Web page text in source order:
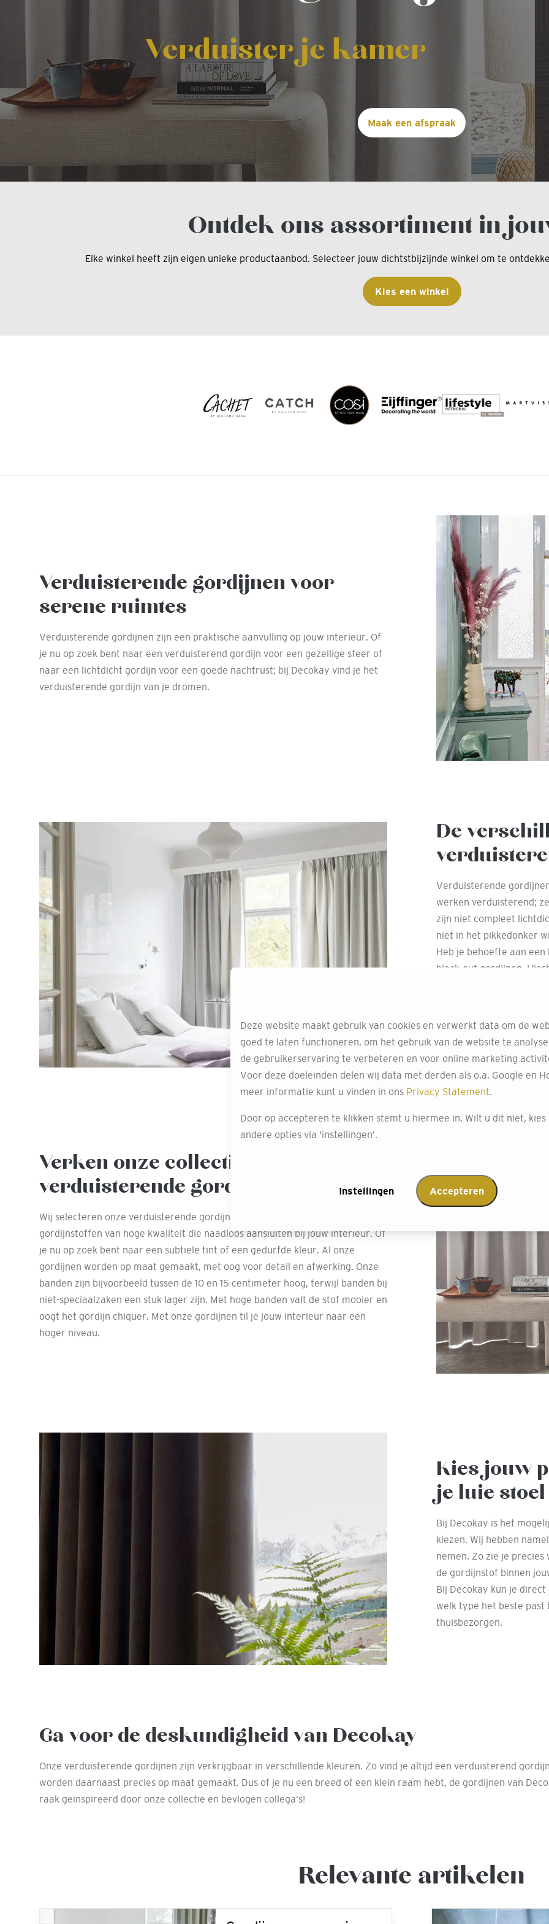
Verduister je kamer
Maak een afspraak
Ontdek ons assortiment in
Elke winkel heeft zijn eigen unieke productaanbod. Selecteer jouw dichtstbijzijnde winkel om te
Kies een winkel
Verduisterende gordijnen voor
serene ruimtes
Verduisterende gordijnen zijn een praktische aanvulling op jouw interieur. Of
je nu op zoek bent naar een verduisterend gordijn voor een gezellige sfeer of
naar een lichtdicht gordijn voor een goede nachtrust; bij Decokay vind je het
verduisterende gordijn van je dromen.
De
Verduisterende
werken verduisterend;
zijn niet compleet
niet in het pikkedonker
Heb je behoefte aan
black-out gordijnen.
hoe verduisterend de
Verken onze collectie
verduisterende gordijnstoffen
Wij selecteren onze verduisterende gordijnstoffen zorgvuldig. Zo bieden we
gordijnstoffen van hoge kwaliteit die naadloos aansluiten bij jouw interieur. Of
je nu op zoek bent naar een subtiele tint of een gedurfde kleur. Al onze
gordijnen worden op maat gemaakt, met oog voor detail en afwerking. Onze
banden zijn bijvoorbeeld tussen de 10 en 15 centimeter hoog, terwijl banden bij
niet-speciaalzaken een stuk lager zijn. Met hoge banden valt de stof mooier en
oogt het gordijn chiquer. Met onze gordijnen til je jouw interieur naar een
hoger niveau.
Kies jouw
je luie stoel
Bij Decokay is het
kiezen. Wij hebben
nemen. Zo zie je
de gordijnstof binnen
Bij Decokay kun je
welk type het beste
thuisbezorgen.
Ga voor de deskundigheid van Decokay
Onze verduisterende gordijnen zijn verkrijgbaar in verschillende kleuren. Zo vind je altijd een verduisterend
worden daarnaast precies op maat gemaakt. Dus of je nu een breed of een klein raam hebt, de gordijnen van
raak geïnspireerd door onze collectie en bevlogen collega’s!
Relevante artikelen
Deze website maakt gebruik van cookies en verwerkt data om de
goed te laten functioneren, om het gebruik van de website te
de gebruikerservaring te verbeteren en voor online marketing
Voor deze doeleinden delen wij data met derden als o.a. Google en
meer informatie kunt u vinden in ons Privacy Statement.
Door op accepteren te klikken stemt u hiermee in. Wilt u dit niet, kies
andere opties via ‘instellingen’.
Instellingen Accepteren